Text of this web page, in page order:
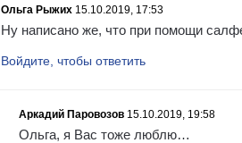
Ольга Рыжих 15.10.2019, 17:53
Ну написано же, что при помощи
Войдите, чтобы ответить
Аркадий Паровозов 15.10.2019, 19:58
Ольга, я Вас тоже люблю…